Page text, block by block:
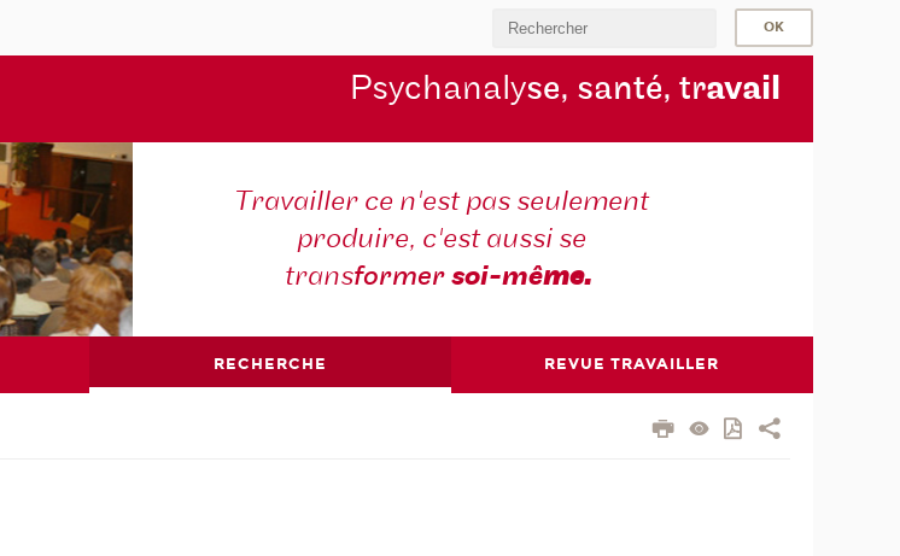
Psychanalyse, santé, travail
Travailler ce n'est pas seulement
produire, c'est aussi se
transformersoi-même.
RECHERCHE REVUE TRAVAILLER